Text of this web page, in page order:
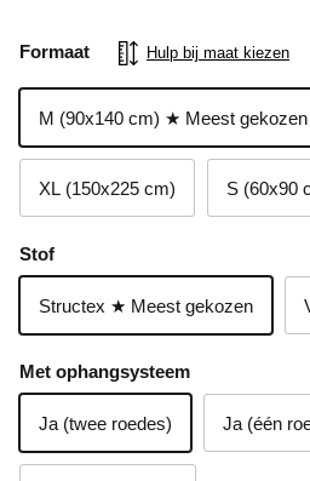
Formaat Hulp bij maat kiezen
M (90x140 cm) ★ Meest gekozen
XL (150x225 cm) S (60x90
Stof
Structex ★ Meest gekozen
Met ophangsysteem
Ja (twee roedes) Ja (één